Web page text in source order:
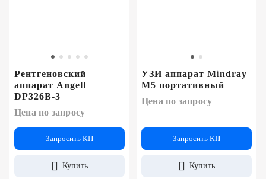
Рентгеновский
аппарат Angell
DP326B-3
Цена по запросу
Запросить КП
Купить
УЗИ аппарат Mindray
M5 портативный
Цена по запросу
Запросить КП
Купить